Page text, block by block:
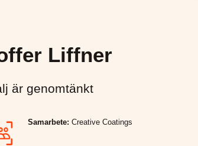
Liffner
är genomtänkt
Samarbete: Creative Coatings